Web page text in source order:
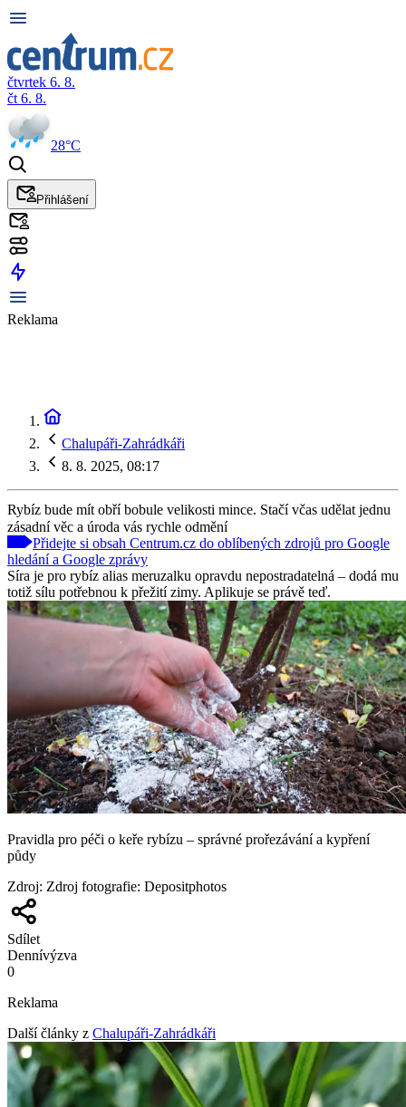
čtvrtek 6. 8.
čt 6. 8.
28°C
Přihlášení
Reklama
Chalupáři-Zahrádkáři
8. 8. 2025, 08:17
Rybíz bude mít obří bobule velikosti mince. Stačí včas udělat jednu
zásadní věc a úroda vás rychle odmění
Přidejte si obsah Centrum.cz do oblíbených zdrojů pro Google
hledání a Google zprávy
Síra je pro rybíz alias meruzalku opravdu nepostradatelná – dodá mu
totiž sílu potřebnou k přežití zimy. Aplikuje se právě teď.
Pravidla pro péči o keře rybízu – správné prořezávání a kypření
půdy
Zdroj: Zdroj fotografie: Depositphotos
Sdílet
Dennívýzva
0
Reklama
Další články z Chalupáři-Zahrádkáři